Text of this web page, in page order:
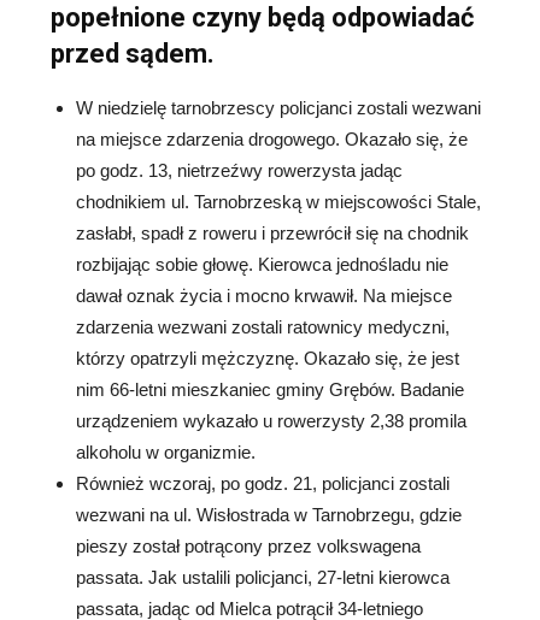
popełnione czyny będą odpowiadać
przed sądem.
W niedzielę tarnobrzescy policjanci zostali wezwani
na miejsce zdarzenia drogowego. Okazało się, że
po godz. 13, nietrzeźwy rowerzysta jadąc
chodnikiem ul. Tarnobrzeską w miejscowości Stale,
zasłabł, spadł z roweru i przewrócił się na chodnik
rozbijając sobie głowę. Kierowca jednośladu nie
dawał oznak życia i mocno krwawił. Na miejsce
zdarzenia wezwani zostali ratownicy medyczni,
którzy opatrzyli mężczyznę. Okazało się, że jest
nim 66-letni mieszkaniec gminy Grębów. Badanie
urządzeniem wykazało u rowerzysty 2,38 promila
alkoholu w organizmie.
Również wczoraj, po godz. 21, policjanci zostali
wezwani na ul. Wisłostrada w Tarnobrzegu, gdzie
pieszy został potrącony przez volkswagena
passata. Jak ustalili policjanci, 27-letni kierowca
passata, jadąc od Mielca potrącił 34-letniego